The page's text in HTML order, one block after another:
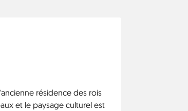
résidence des rois
et le paysage culturel est